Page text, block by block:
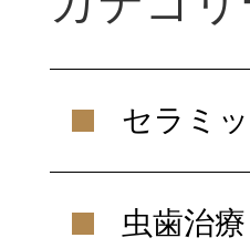
セラミ
虫歯治療